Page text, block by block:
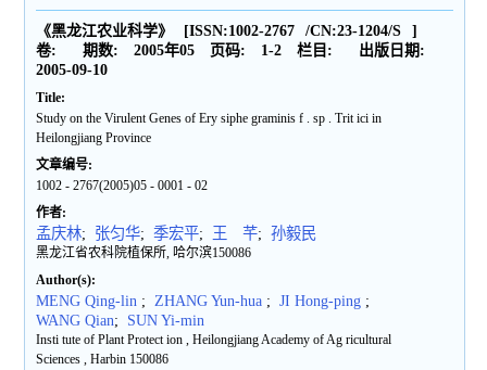
《黑龙江农业科学》 [ISSN:1002-2767 /CN:23-1204/S
]
卷:
期数: 2005年05 页码: 1-2 栏目:
出版日期:
2005-09-10
Title:
Study on the Virulent Genes of Ery siphe graminis f . sp . Trit ici in
Heilongjiang Province
文章编号:
1002 - 2767(2005)05 - 0001 - 02
作者:
孟庆林; 张匀华; 季宏平; 王 芊; 孙毅民
黑龙江省农科院植保所, 哈尔滨150086
Author(s):
MENG Qing-lin ; ZHANG Yun-hua ; JI Hong-ping ;
WANG Qian; SUN Yi-min
Insti tute of Plant Protect ion , Heilongjiang Academy of Ag ricultural
Sciences , Harbin 150086